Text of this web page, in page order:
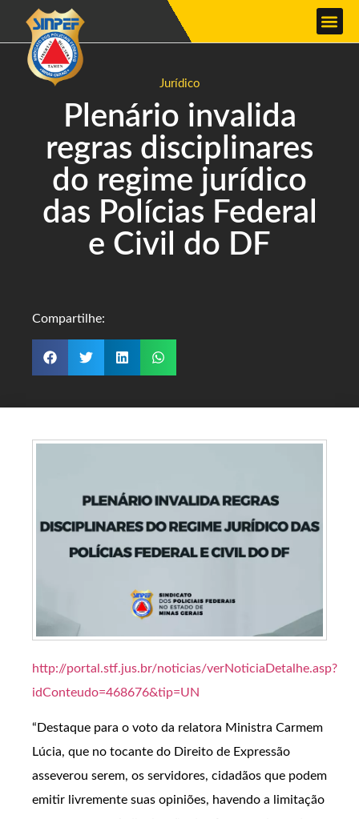
Jurídico
Plenário invalida
regras disciplinares
do regime jurídico
das Polícias Federal
e Civil do DF
Compartilhe:
http://portal.stf.jus.br/noticias/verNoticiaDetalhe.asp?
idConteudo=468676&tip=UN
“Destaque para o voto da relatora Ministra Carmem
Lúcia, que no tocante do Direito de Expressão
asseverou serem, os servidores, cidadãos que podem
emitir livremente suas opiniões, havendo a limitação